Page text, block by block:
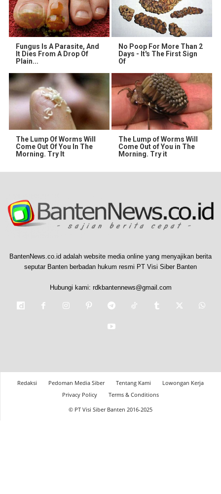
Fungus Is A Parasite, And
It Dies From A Drop Of
Plain...
No Poop For More Than 2
Days - It's The First Sign
Of
The Lump Of Worms Will
Come Out Of You In The
Morning. Try It
The Lump of Worms Will
Come Out of You in The
Morning. Try it
BantenNews.co.id adalah website media online yang menyajikan berita
seputar Banten berbadan hukum resmi PT Visi Siber Banten
Hubungi kami: rdkbantennews@gmail.com
Redaksi Pedoman Media Siber Tentang Kami
Lowongan Kerja
Privacy Policy
Terms & Conditions
© PT Visi Siber Banten 2016-2025